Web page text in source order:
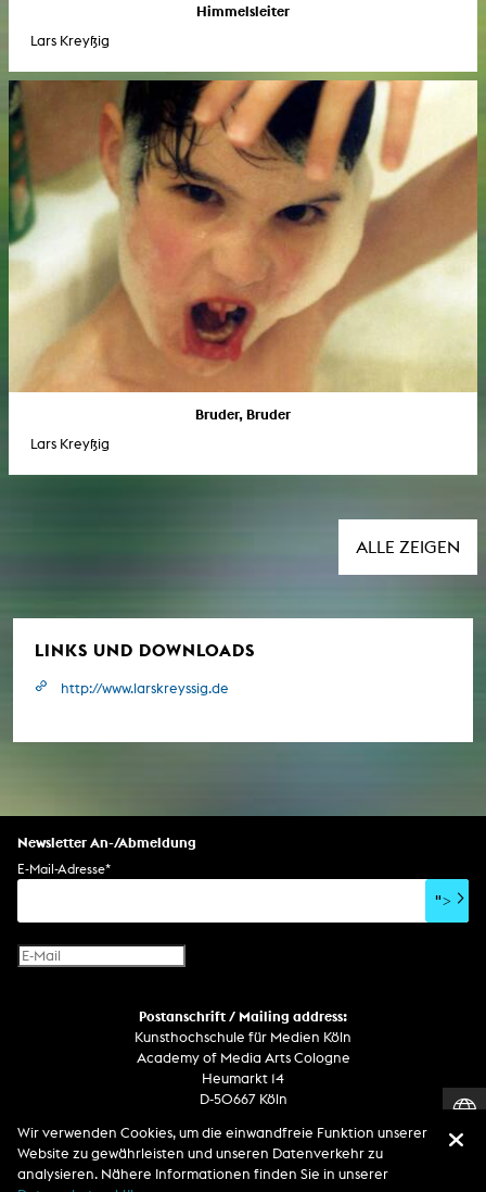
Himmelsleiter
Lars Kreyßig
Bruder, Bruder
Lars Kreyßig
ALLE ZEIGEN
LINKS UND DOWNLOADS
http://www.larskreyssig.de
Newsletter An-/Abmeldung
E-Mail-Adresse*
">
Postanschrift / Mailing address:
Kunsthochschule für Medien Köln
Academy of Media Arts Cologne
Heumarkt 14
D-50667 Köln
Telefon
Zentrale / Empfang +49 221 201 89 - 0 / - 400
Wachdienst / Security guard +49 151 186 863 40 (19 Uhr bis 6 Uhr)
Wir verwenden Cookies, um die einwandfreie Funktion unserer
Website zu gewährleisten und unseren Datenverkehr zu
analysieren. Nähere Informationen finden Sie in unserer